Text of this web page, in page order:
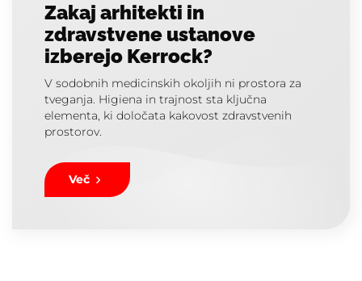
Zakaj arhitekti in
zdravstvene ustanove
izberejo Kerrock?
V sodobnih medicinskih okoljih ni prostora za
tveganja. Higiena in trajnost sta ključna
elementa, ki določata kakovost zdravstvenih
prostorov.
Več